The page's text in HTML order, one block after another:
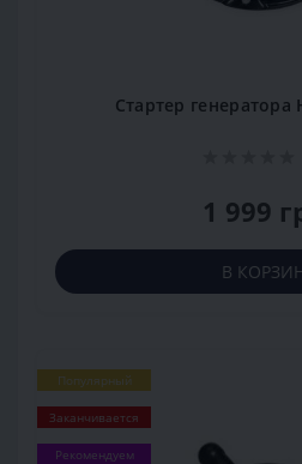
Cтартер генератора
1 999
В
Популярный
Заканчивается
Рекомендуем